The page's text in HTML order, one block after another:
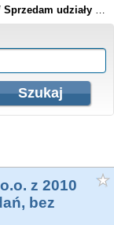
Sprzedam udziały w spółce
z 2010
bez